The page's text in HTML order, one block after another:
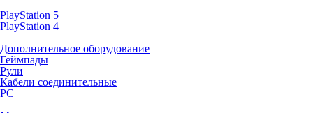
PlayStation 5
PlayStation 4
Дополнительное оборудование
Геймпады
Рули
Кабели соединительные
PC